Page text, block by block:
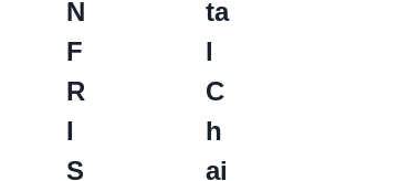
N
F
R
I
S
ta
l
C
h
ai